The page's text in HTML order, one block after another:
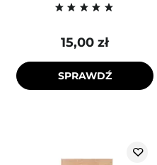
15,00 zł
SPRAWDŹ